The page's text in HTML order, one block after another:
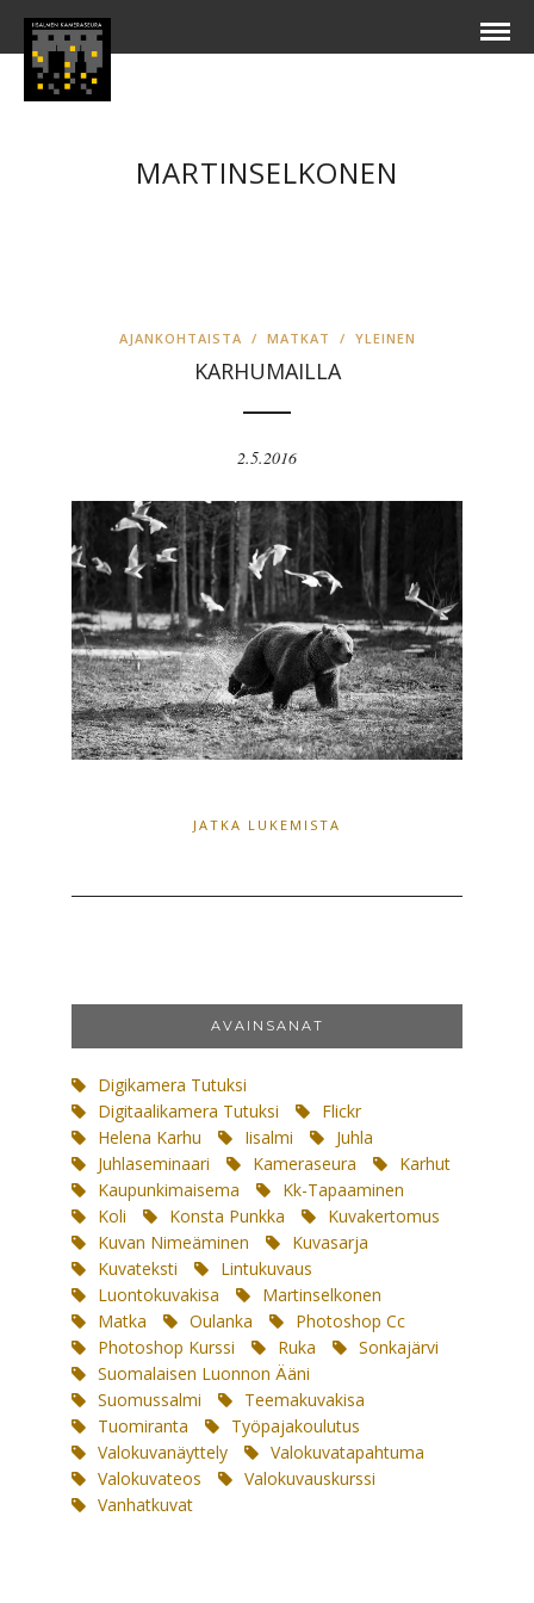
MARTINSELKONEN
AJANKOHTAISTA / MATKAT / YLEINEN
KARHUMAILLA
2.5.2016
JATKA LUKEMISTA
AVAINSANAT
Digikamera Tutuksi
Digitaalikamera Tutuksi
Flickr
Helena Karhu
Iisalmi
Juhla
Juhlaseminaari
Kameraseura
Karhut
Kaupunkimaisema
Kk-Tapaaminen
Koli
Konsta Punkka
Kuvakertomus
Kuvan Nimeäminen
Kuvasarja
Kuvateksti
Lintukuvaus
Luontokuvakisa
Martinselkonen
Matka
Oulanka
Photoshop Cc
Photoshop Kurssi
Ruka
Sonkajärvi
Suomalaisen Luonnon Ääni
Suomussalmi
Teemakuvakisa
Tuomiranta
Työpajakoulutus
Valokuvanäyttely
Valokuvatapahtuma
Valokuvateos
Valokuvauskurssi
Vanhatkuvat